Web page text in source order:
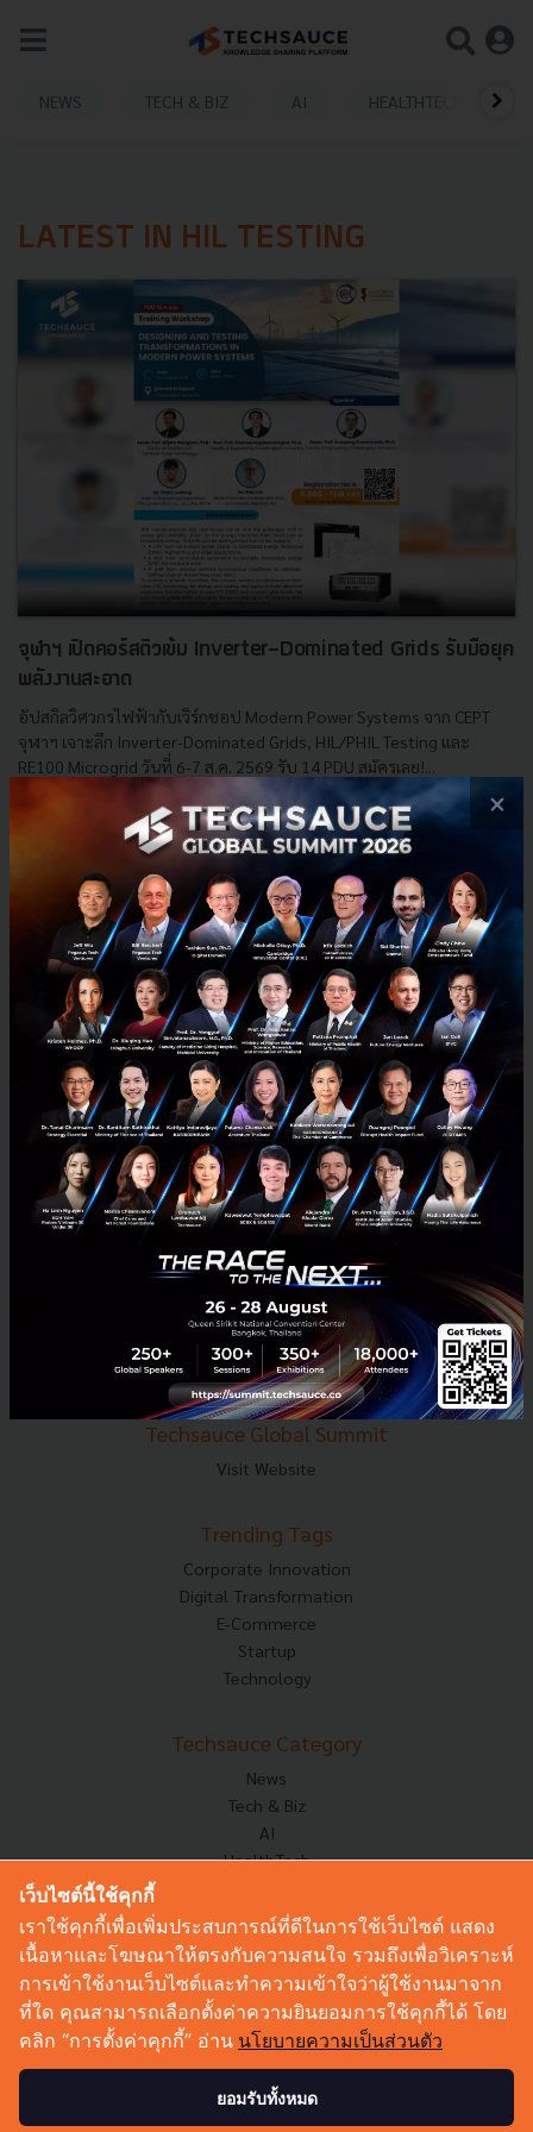
NEWS TECH & BIZ AI HEALTHTECH
LATEST IN HIL TESTING
จุฬาฯ เปิดคอร์สติวเข้ม Inverter-Dominated Grids รับมือยุค
พลังงานสะอาด
อัปสกิลวิศวกรไฟฟ้ากับเวิร์กชอป Modern Power Systems จาก CEPT
จุฬาฯ เจาะลึก Inverter-Dominated Grids, HIL/PHIL Testing และ
RE100 Microgrid วันที่ 6-7 ส.ค. 2569 รับ 14 PDU สมัครเลย!...
| ByTechsauce Team
RE100 CEPT Chula HIL Testing
E-mail :contact@techsauce.co
Tel : 02-001-5375
Mobile : 06-4658-9500
Techsauce Media
About Techsauce
Techsauce Services
Privacy Policy
ส่งบทความ
Techsauce Global Summit
Visit Website
Trending Tags
Corporate Innovation
Digital Transformation
E-Commerce
Startup
Technology
Techsauce Category
News
Tech & Biz
AI
HealthTech
Corp Innov
Saucy Thoughts
Sustainable
Videos
Podcast
×
เว็บไซต์นี้ใช้คุกกี้
เราใช้คุกกี้เพื่อเพิ่มประสบการณ์ที่ดีในการใช้เว็บไซต์ แสดง
เนื้อหาและโฆษณาให้ตรงกับความสนใจ รวมถึงเพื่อวิเคราะห์
การเข้าใช้งานเว็บไซต์และทำความเข้าใจว่าผู้ใช้งานมาจาก
ที่ใด คุณสามารถเลือกตั้งค่าความยินยอมการใช้คุกกี้ได้ โดย
คลิก “การตั้งค่าคุกกี้” อ่าน นโยบายความเป็นส่วนตัว
ยอมรับทั้งหมด